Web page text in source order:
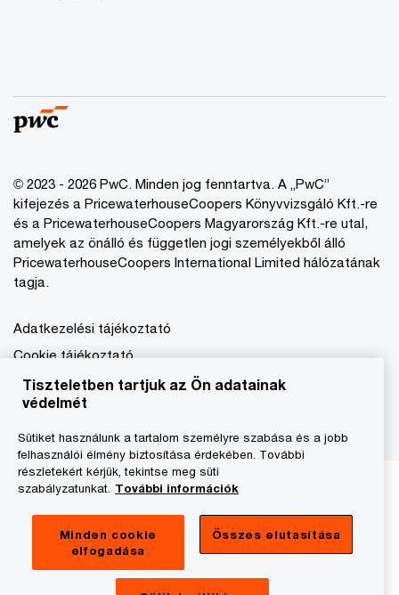
© 2023 - 2026 PwC. Minden jog fenntartva. A „PwC”
kifejezés a PricewaterhouseCoopers Könyvvizsgáló Kft.-re
és a PricewaterhouseCoopers Magyarország Kft.-re utal,
amelyek az önálló és független jogi személyekből álló
PricewaterhouseCoopers International Limited hálózatának
tagja.
Adatkezelési tájékoztató
Cookie tájékoztató
Jogi közlemény
A honlap fenntartója
Tiszteletben tartjuk az Ön adatainak
védelmét
Sütiket használunk a tartalom személyre szabása és a jobb
felhasználói élmény biztosítása érdekében. További
részletekért kérjük, tekintse meg süti
szabályzatunkat. További információk
Minden cookie
elfogadása
Összes elutasítása